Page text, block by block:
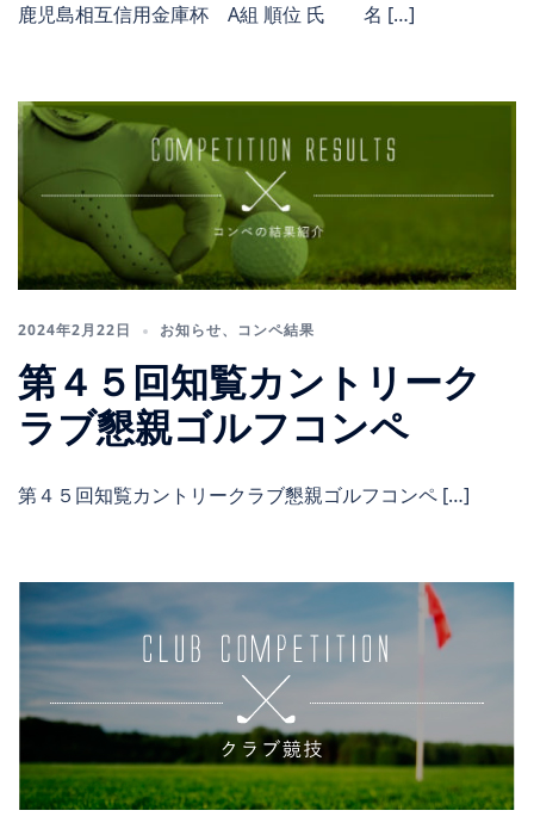
鹿児島相互信用金庫杯 A組 順位 氏 名 […]
2024年2月22日 お知らせ、 コンペ結果
第４５回知覧カントリーク
ラブ懇親ゴルフコンペ
第４５回知覧カントリークラブ懇親ゴルフコンペ […]